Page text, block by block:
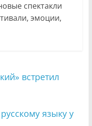
спектакли
эмоции,
встретил
языку у